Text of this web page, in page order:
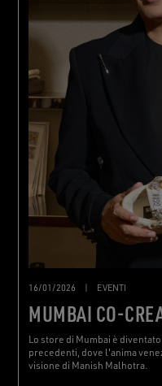
16/01/2026 | EVENTI
MUMBAI CO-
Lo store di Mumbai è
precedenti, dove l'anima
visione di Manish Malhotra.